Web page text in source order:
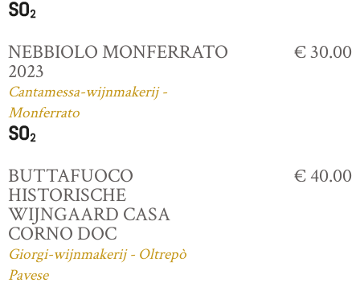
NEBBIOLO MONFERRATO
2023
Cantamessa-wijnmakerij -
Monferrato
€ 30.00
BUTTAFUOCO
HISTORISCHE
WIJNGAARD CASA
CORNO DOC
Giorgi-wijnmakerij - Oltrepò
Pavese
€ 40.00